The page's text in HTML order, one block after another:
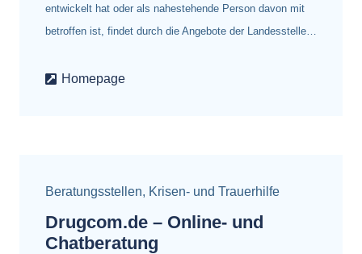
entwickelt hat oder als nahestehende Person davon mit
betroffen ist, findet durch die Angebote der Landesstelle…
Homepage
Beratungsstellen, Krisen- und Trauerhilfe
Drugcom.de – Online- und
Chatberatung